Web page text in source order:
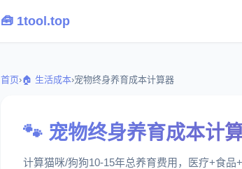
🧰 1tool.top
首页›🏠 生活成本›宠物终身养育成本计算器
🐾 宠物终身养育成本计
计算猫咪/狗狗10-15年总养育费用，医疗+食品